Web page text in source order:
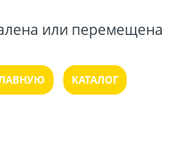
или перемещена
КАТАЛОГ